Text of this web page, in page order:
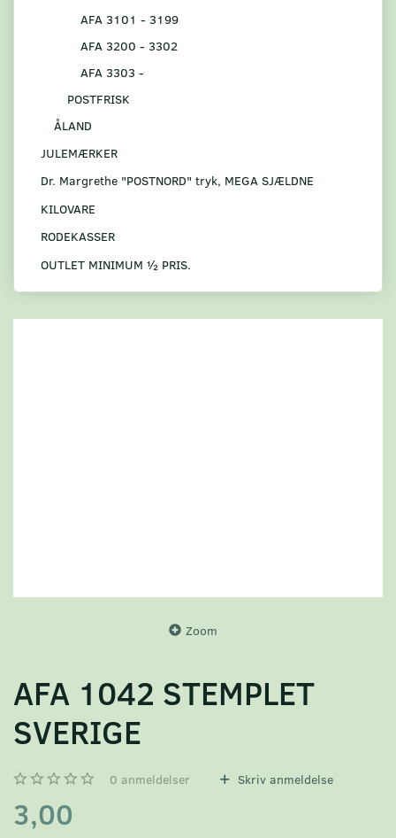
AFA 3101 - 3199
AFA 3200 - 3302
AFA 3303 -
POSTFRISK
ÅLAND
JULEMÆRKER
Dr. Margrethe "POSTNORD" tryk, MEGA SJÆLDNE
KILOVARE
RODEKASSER
OUTLET MINIMUM ½ PRIS.
Zoom
AFA 1042 STEMPLET
SVERIGE
0 anmeldelser Skriv anmeldelse
3,00